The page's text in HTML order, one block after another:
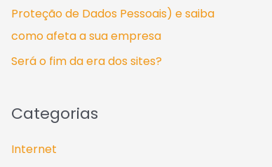
Proteção de Dados Pessoais) e saiba
como afeta a sua empresa
Será o fim da era dos sites?
Categorias
Internet